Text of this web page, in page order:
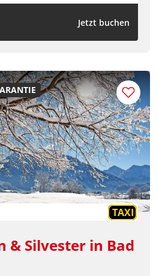
Jetzt buchen
© Ruhpolding Tourismus GmbH
TAXI
& Silvester in Bad